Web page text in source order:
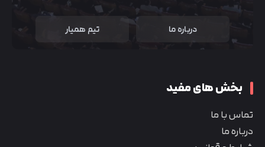
درباره ما تیم همیار
بخش های مفید
تماس با ما
درباره ما